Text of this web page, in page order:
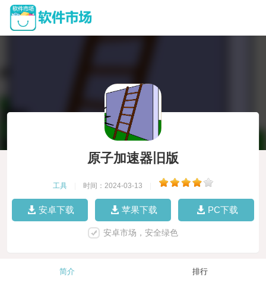
原子加速器旧版
工具 时间：2024-03-13
安卓下载 苹果下载 PC下载
安卓市场，安全绿色
简介 排行